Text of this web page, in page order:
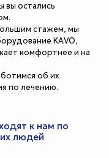
вы остались
стажем, мы
KAVO,
комфортнее и на
об их
по лечению.
к нам по
людей